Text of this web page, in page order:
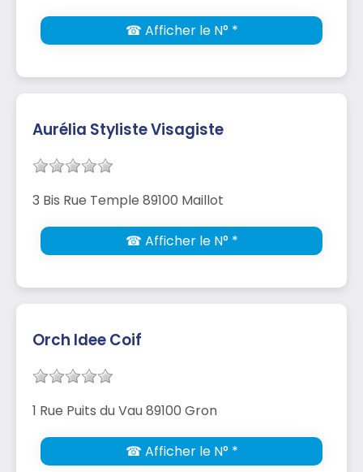
☎ Afficher le N° *
Aurélia Styliste Visagiste
3 Bis Rue Temple 89100 Maillot
☎ Afficher le N° *
Orch Idee Coif
1 Rue Puits du Vau 89100 Gron
☎ Afficher le N° *